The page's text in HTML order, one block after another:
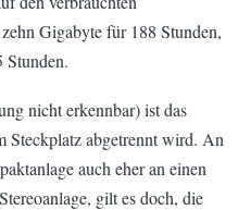
Gigabyte für 188 Stunden,
Stunden.
nicht erkennbar) ist das
Steckplatz abgetrennt wird. An
auch eher an einen
gilt es doch, die